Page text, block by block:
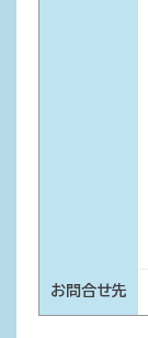
お問合せ先